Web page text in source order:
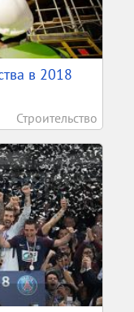
в 2018
Строительство